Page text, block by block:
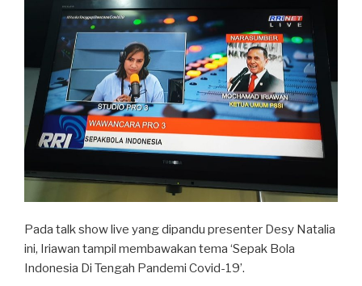
Pada talk show live yang dipandu presenter Desy Natalia
ini, Iriawan tampil membawakan tema ‘Sepak Bola
Indonesia Di Tengah Pandemi Covid-19’.